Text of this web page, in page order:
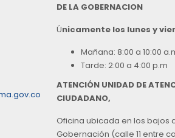
DE LA GOBERNACION
Únicamente los lunes y
Mañana: 8:00 a 10:00
Tarde: 2:00 a 4:00 p.m
ATENCIÓN UNIDAD DE
CIUDADANO,
Oficina ubicada en los bajos
Gobernación (calle 11 entre